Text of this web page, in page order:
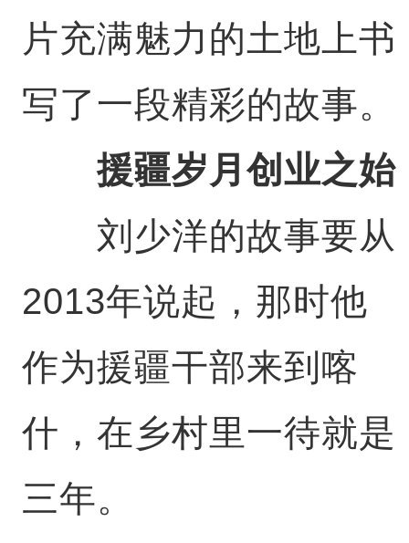
片充满魅力的土地上书
写了一段精彩的故事。
援疆岁月创业之始
刘少洋的故事要从
2013年说起，那时他
作为援疆干部来到喀
什，在乡村里一待就是
三年。